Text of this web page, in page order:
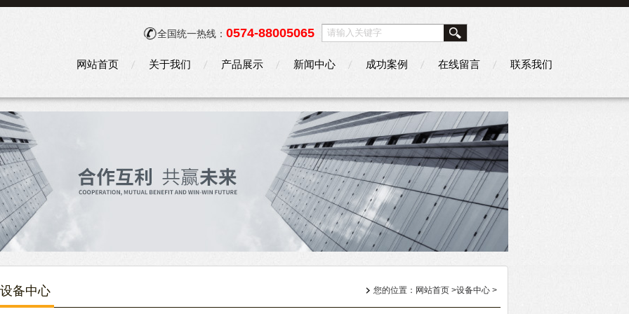
全国统一热线： 0574-88005065
网站首页 关于我们 产品展示 新闻中心 成功案例 在线留言 联系我们
设备中心 您的位置： 网站首页 >设备中心 >